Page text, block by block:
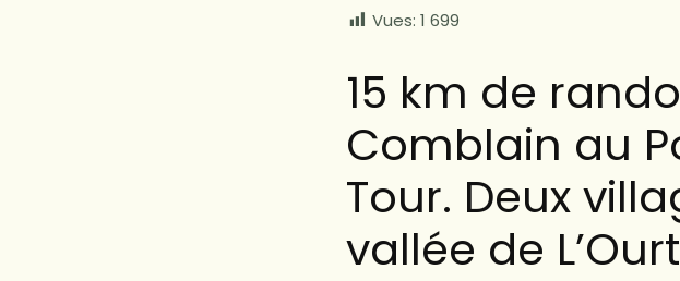
Vues: 1 699
15 km de
Comblain au
Tour. Deux
vallée de